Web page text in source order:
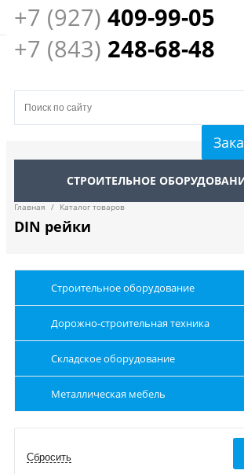
+7 (927) 409-99-05
+7 (843) 248-68-48
СТРОИТЕЛЬНОЕ
Главная / Каталог товаров
DIN рейки
Строительное оборудование
Дорожно-строительная техника
Складское оборудование
Металлическая мебель